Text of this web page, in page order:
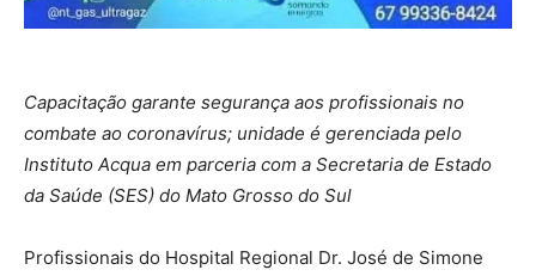
Capacitação garante segurança aos profissionais no
combate ao coronavírus; unidade é gerenciada pelo
Instituto Acqua em parceria com a Secretaria de Estado
da Saúde (SES) do Mato Grosso do Sul
Profissionais do Hospital Regional Dr. José de Simone